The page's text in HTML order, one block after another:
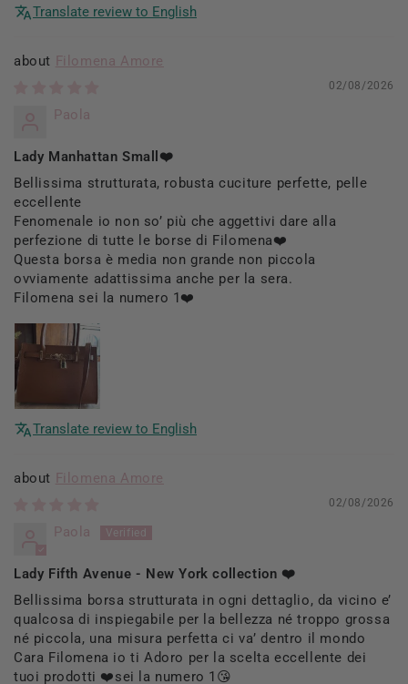
Translate review to English
Filomena Amore
02/08/2026
Paola
Lady Manhattan Small❤️
Bellissima strutturata, robusta cuciture perfette, pelle
eccellente
Fenomenale io non so’ più che aggettivi dare alla
perfezione di tutte le borse di Filomena❤️
Questa borsa è media non grande non piccola
ovviamente adattissima anche per la sera.
Filomena sei la numero 1❤️
Translate review to English
Filomena Amore
02/08/2026
Paola
Lady Fifth Avenue - New York collection ❤️
Bellissima borsa strutturata in ogni dettaglio, da vicino e’
qualcosa di inspiegabile per la bellezza né troppo grossa
né piccola, una misura perfetta ci va’ dentro il mondo
Cara Filomena io ti Adoro per la scelta eccellente dei
tuoi prodotti ❤️sei la numero 1😘